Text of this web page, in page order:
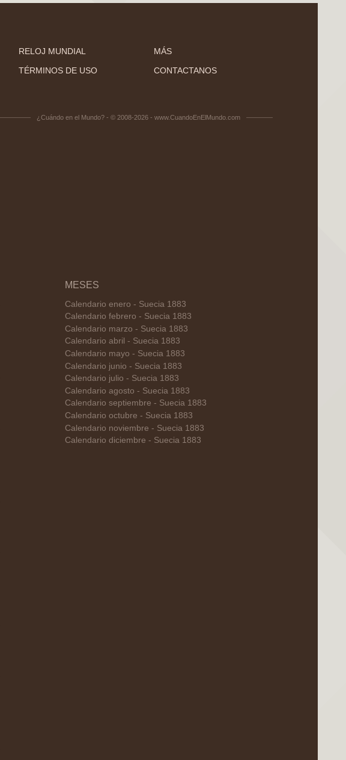
RELOJ MUNDIAL
MÁS
TÉRMINOS DE USO CONTACTANOS
¿Cuándo en el Mundo? - © 2008-2026 - www.CuandoEnElMundo.com
MESES
Calendario enero - Suecia 1883
Calendario febrero - Suecia 1883
Calendario marzo - Suecia 1883
Calendario abril - Suecia 1883
Calendario mayo - Suecia 1883
Calendario junio - Suecia 1883
Calendario julio - Suecia 1883
Calendario agosto - Suecia 1883
Calendario septiembre - Suecia 1883
Calendario octubre - Suecia 1883
Calendario noviembre - Suecia 1883
Calendario diciembre - Suecia 1883